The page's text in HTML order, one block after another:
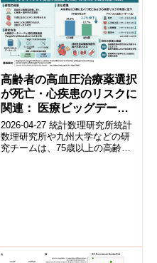
高齢者の高血圧治療薬選択
が死亡・心疾患のリスクに
関連： 医療ビッグデータ
の分析から明らかに
2026-04-27 統計数理研究所統計
数理研究所や九州大学などの研
究チームは、75歳以上の高齢者